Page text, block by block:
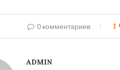
0 комментариев 1
ADMIN